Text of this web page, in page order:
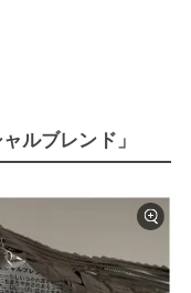
ルブレンド」